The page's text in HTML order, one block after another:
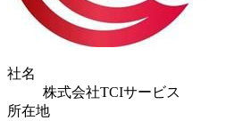
社名
株式会社TCIサービス
所在地